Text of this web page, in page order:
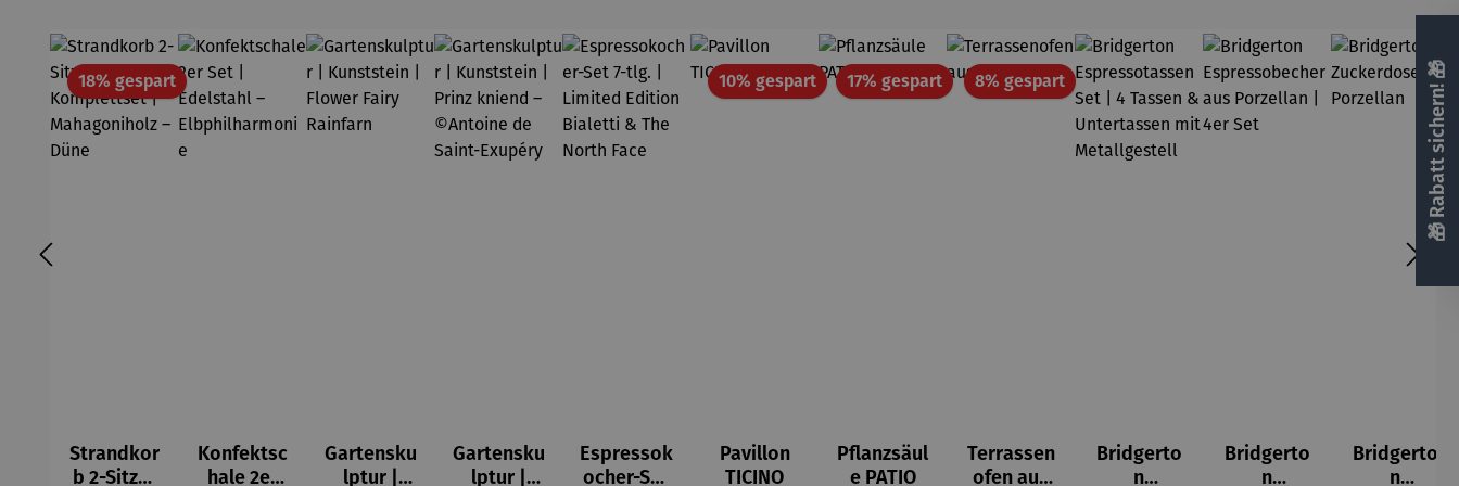
18% gespartRabatt
Strandkor
b 2-Sitzer
Konfektsc
hale 2er
Gartensku
lptur |
Gartensku
lptur |
Espressok
ocher-Set
10% gespartRabatt
Pavillon
TICINO
17% gespartRabatt
Pflanzsäul
e PATIO
8% gespartRabatt
Terrassen
ofen aus
Bridgerto
n
Bridgerto
n
Bridgerto
n
🎁 Rabatt sichern! 🎁